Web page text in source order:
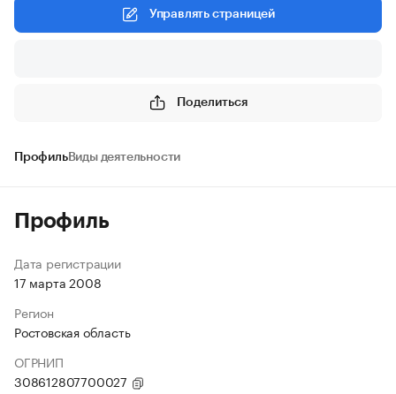
Управлять страницей
Поделиться
ПрофильВиды деятельности
Профиль
Дата регистрации
17 марта 2008
Регион
Ростовская область
ОГРНИП
308612807700027